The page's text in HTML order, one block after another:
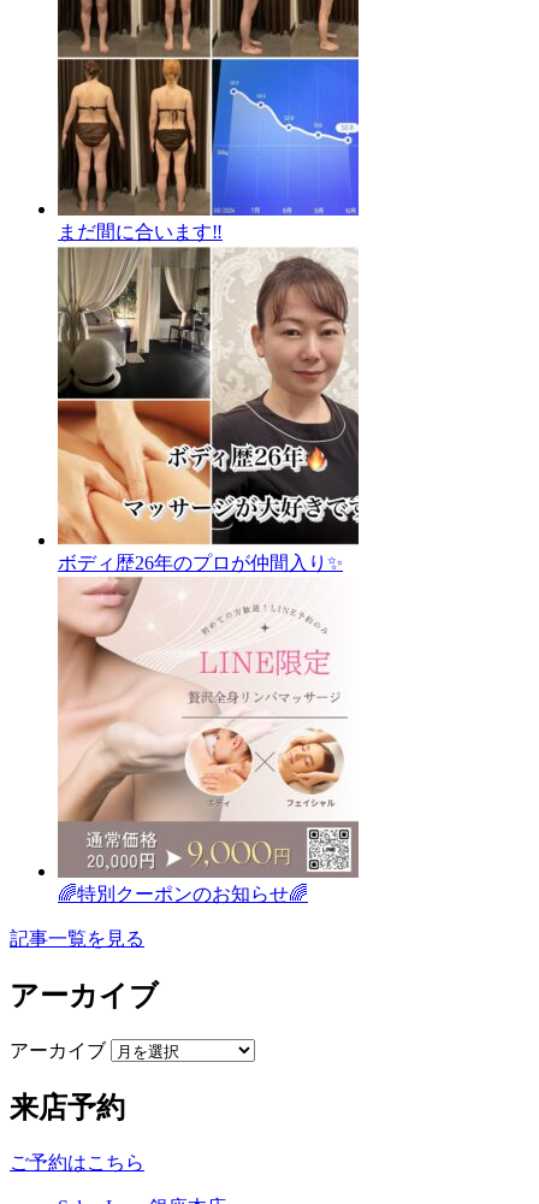
まだ間に合います‼️
ボディ歴26年のプロが仲間入り✨
🌈特別クーポンのお知らせ🌈
記事一覧を見る
アーカイブ
アーカイブ
来店予約
ご予約はこちら